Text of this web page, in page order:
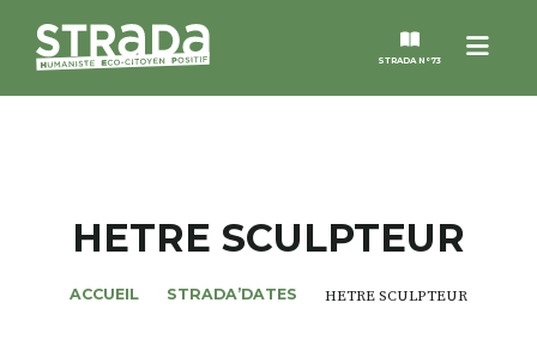
Menu
STRADA N°73
MAGAZINES
NOS THÈMES
HETRE SCULPTEUR
ACCUEIL STRADA’DATES HETRE SCULPTEUR